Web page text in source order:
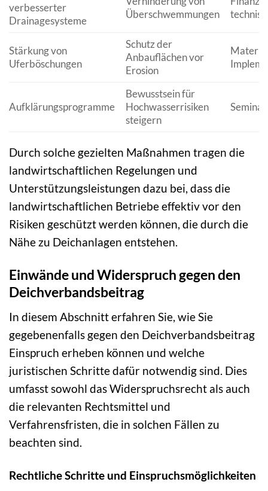
verbesserter
Drainagesysteme
Überschwemmungen
Stärkung von
Uferböschungen
Schutz der
Anbauflächen vor
Erosion
Aufklärungsprogramme
Bewusstsein für
Hochwasserrisiken
steigern
Durch solche gezielten Maßnahmen tragen die
landwirtschaftlichen Regelungen und
Unterstützungsleistungen dazu bei, dass die
landwirtschaftlichen Betriebe effektiv vor den
Risiken geschützt werden können, die durch die
Nähe zu Deichanlagen entstehen.
Einwände und Widerspruch gegen den
Deichverbandsbeitrag
In diesem Abschnitt erfahren Sie, wie Sie
gegebenenfalls gegen den Deichverbandsbeitrag
Einspruch erheben können und welche
juristischen Schritte dafür notwendig sind. Dies
umfasst sowohl das Widerspruchsrecht als auch
die relevanten Rechtsmittel und
Verfahrensfristen, die in solchen Fällen zu
beachten sind.
Rechtliche Schritte und Einspruchsmöglichkeiten